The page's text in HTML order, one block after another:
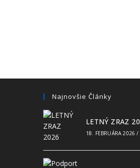
Najnovšie Články
LETNÝ ZRAZ
18. FEBRUÁRA 2026 /